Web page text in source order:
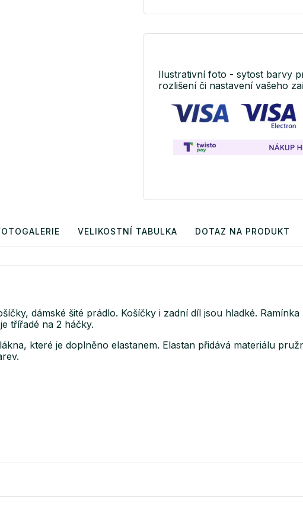
Ilustrativní foto - sytost barvy
rozlišení či nastavení vašeho
VELIKOSTNÍ TABULKA DOTAZ NA PRODUKT
dámské šité prádlo. Košíčky i zadní díl jsou hladké.
třířadé na 2 háčky.
které je doplněno elastanem. Elastan přidává materiálu